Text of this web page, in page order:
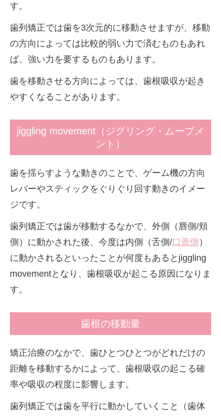
す。
歯列矯正では歯を3次元的に移動させますが、移動
の方向によっては比較的弱い力で済むものもあれ
ば、強い力を要するものもあります。
歯を移動させる方向によっては、歯根吸収が起き
やすくなることがあります。
jiggling movement（ジグリング・ムーブメ
ント）
歯を揺らすような動きのことで、ゲーム機の方向
レバーやスティックをぐりぐり回す動きのイメー
ジです。
歯列矯正では歯が移動するなかで、外側（唇側/頬
側）に動かされた後、今度は内側（舌側/口蓋側 ）
に動かされるといったことが何度もあるとjiggling
movementとなり、歯根吸収が起こる原因になりま
す。
歯根の移動量
矯正治療のなかで、歯ひとつひとつがどれだけの
距離を移動するかによって、歯根吸収の起こる確
率や吸収の程度に影響します。
歯列矯正では歯を平行に動かしていくこと（歯体